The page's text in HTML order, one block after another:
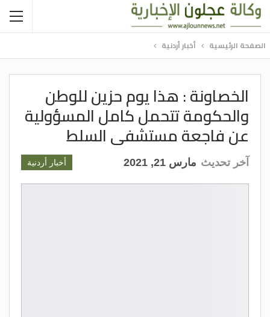
الصفحة الرئيسية أخبار أردنية
الخصاونة : هذا يوم حزين للوطن
والحكومة تتحمل كامل المسؤولية
عن فاجعة مستشفى السلط
أخبار أردنية آخر تحديث مارس 21, 2021